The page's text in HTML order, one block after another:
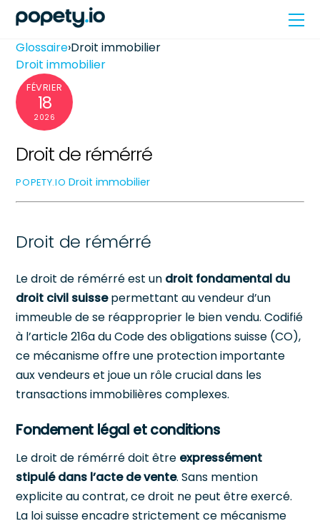
Skip
content
Glossaire›Droit immobilier
Droit immobilier
FÉVRIER
18
2026
Droit de rémérré
POPETY.IO Droit immobilier
Droit de rémérré
Le droit de rémérré est un droit fondamental du
droit civil suissepermettant au vendeur d’un
immeuble de se réapproprier le bien vendu. Codifié
à l’article 216a du Code des obligations suisse (CO),
ce mécanisme offre une protection importante
aux vendeurs et joue un rôle crucial dans les
transactions immobilières complexes.
Fondement légal et conditions
Le droit de rémérré doit être expressément
stipulé dans l’acte de vente. Sans mention
explicite au contrat, ce droit ne peut être exercé.
La loi suisse encadre strictement ce mécanisme